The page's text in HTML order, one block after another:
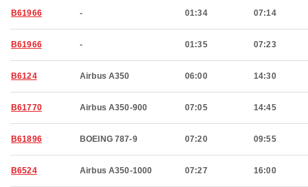
B61966 - 01:34 07:14
B61966 - 01:35 07:23
B6124 Airbus A350 06:00 14:30
B61770 Airbus A350-900 07:05 14:45
B61896 BOEING 787-9 07:20 09:55
B6524 Airbus A350-1000 07:27 16:00